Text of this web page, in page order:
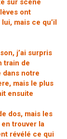
sur scène
ont
mais ce qu’il
j’ai surpris
train de
dans notre
mais le plus
ensuite
dos, mais les
en trouver la
révélé ce qui